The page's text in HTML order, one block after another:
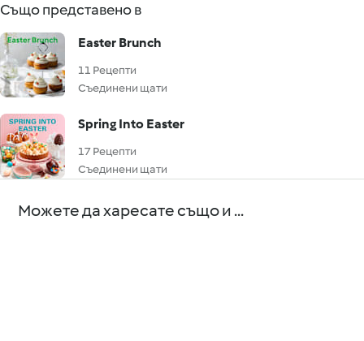
Също представено в
Easter Brunch
11 Рецепти
Съединени щати
Spring Into Easter
17 Рецепти
Съединени щати
Можете да харесате също и ...